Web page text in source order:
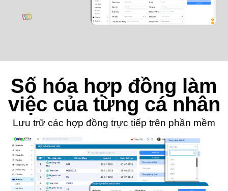
Số hóa hợp đồng làm
việc của từng cá nhân
Lưu trữ các hợp đồng trực tiếp trên phần mềm